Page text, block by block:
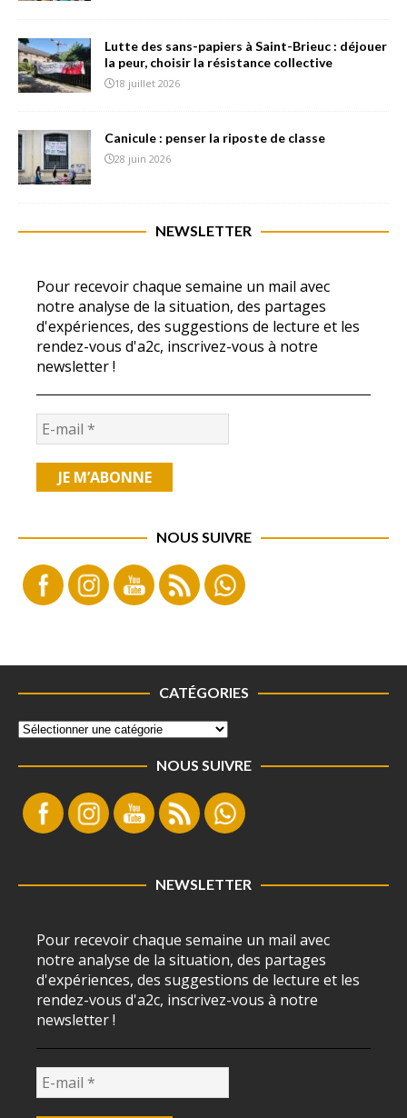
Lutte des sans-papiers à Saint-Brieuc : déjouer
la peur, choisir la résistance collective
18 juillet 2026
Canicule : penser la riposte de classe
28 juin 2026
NEWSLETTER
Pour recevoir chaque semaine un mail avec
notre analyse de la situation, des partages
d'expériences, des suggestions de lecture et les
rendez-vous d'a2c, inscrivez-vous à notre
newsletter !
NOUS SUIVRE
CATÉGORIES
NOUS SUIVRE
NEWSLETTER
Pour recevoir chaque semaine un mail avec
notre analyse de la situation, des partages
d'expériences, des suggestions de lecture et les
rendez-vous d'a2c, inscrivez-vous à notre
newsletter !